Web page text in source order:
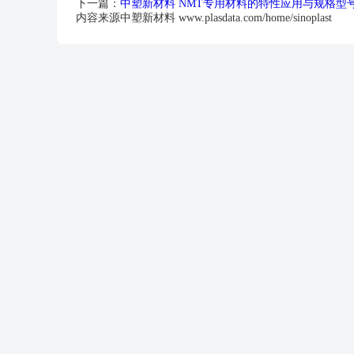
下一篇： 中塑新材料 NMT专用材料的特性应用与规格型
内容来源中塑新材料 www.plasdata.com/home/sinoplast